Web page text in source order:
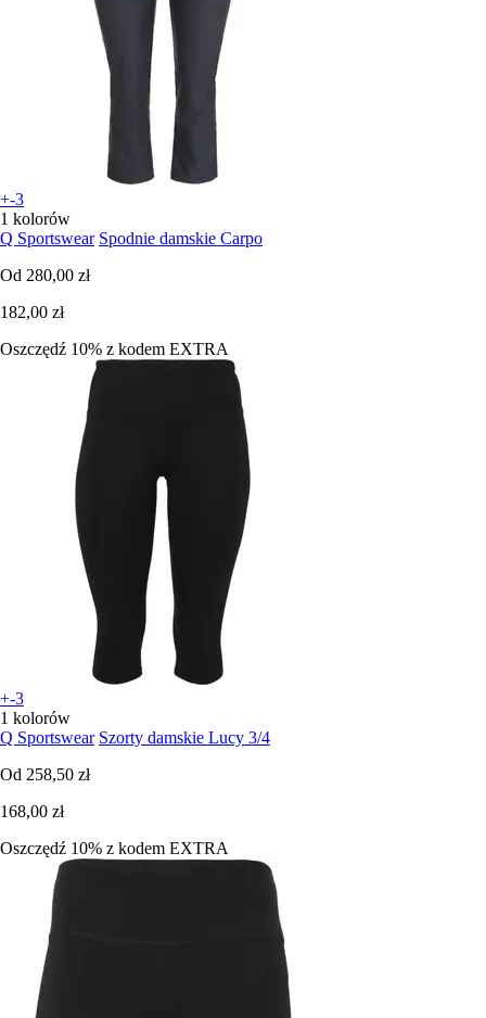
+-3
1 kolorów
Q Sportswear Spodnie damskie Carpo
Od 280,00 zł
182,00 zł
Oszczędź 10% z kodem EXTRA
+-3
1 kolorów
Q Sportswear Szorty damskie Lucy 3/4
Od 258,50 zł
168,00 zł
Oszczędź 10% z kodem EXTRA